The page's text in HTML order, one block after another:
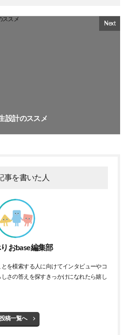
Next
設計のススメ
事を書いた人
おbase編集部
を模索する人に向けてインタビューやコ
さの答えを探すきっかけになれたら嬉し
投稿一覧へ